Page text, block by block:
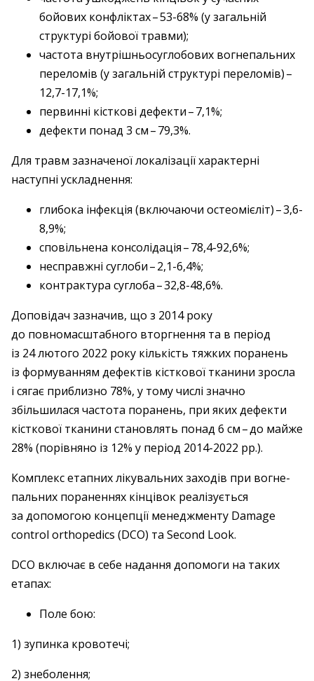
бойових конфліктах – ​53-68% (у загальній
структурі бойової травми);
частота внутрішньосуглобових вогнепальних
переломів (у загальній структурі переломів) – ​
12,7-17,1%;
первинні кісткові дефекти – ​7,1%;
дефекти понад 3 см – ​79,3%.
Для травм зазначеної локалізації характерні
наступні ускладнення:
глибока інфекція (включаючи остеомієліт) – ​3,6-
8,9%;
сповільнена консолідація – ​78,4-92,6%;
несправжні суглоби – ​2,1-6,4%;
контрактура суглоба – ​32,8-48,6%.
Доповідач зазначив, що з 2014 року
до повномасштабного вторгнення та в період
із 24 лютого 2022 року кількість тяжких поранень
із формуванням дефектів кісткової тканини зросла
і сягає приблизно 78%, у тому числі значно
збільшилася частота поранень, при яких дефекти
кісткової тканини становлять понад 6 см – ​до майже
28% (порівняно із 12% у період 2014-2022 рр.).
Комплекс етапних лікувальних заходів при вогне­
пальних пораненнях кінцівок реалізується
за допомогою концепції менеджменту Damage
control orthopedics (DCO) та Second Look.
DCO включає в себе надання допомоги на таких
етапах:
Поле бою:
1) зупинка кровотечі;
2) знеболення;